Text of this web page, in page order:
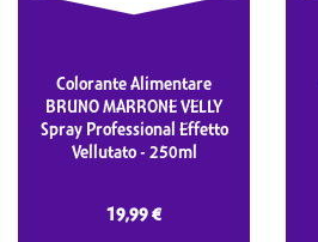
Colorante Alimentare
BRUNO MARRONE VELLY
Spray Professional Effetto
Vellutato - 250ml
19,99 €